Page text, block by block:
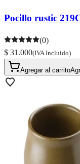
Pocillo rustic
(0)
$ 31.000(IVA Incluido)
Agregar al carrito